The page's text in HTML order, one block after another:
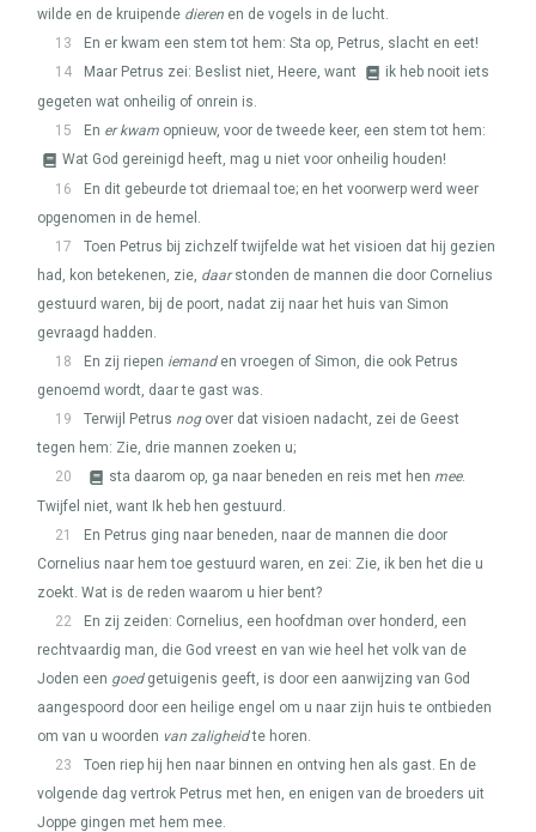
wilde en de kruipende dieren en de vogels in de lucht.
13
En er kwam een stem tot hem: Sta op, Petrus, slacht en eet!
14
Maar Petrus zei: Beslist niet, Heere, want
ik heb nooit iets
gegeten wat onheilig of onrein is.
15
En er kwam opnieuw, voor de tweede keer, een stem tot hem:
Wat God gereinigd heeft, mag u niet voor onheilig houden!
16
En dit gebeurde tot driemaal toe; en het voorwerp werd weer
opgenomen in de hemel.
17
Toen Petrus bij zichzelf twijfelde wat het visioen dat hij gezien
had, kon betekenen, zie, daarstonden de mannen die door Cornelius
gestuurd waren, bij de poort, nadat zij naar het huis van Simon
gevraagd hadden.
18
En zij riepen iemanden vroegen of Simon, die ook Petrus
genoemd wordt, daar te gast was.
19
Terwijl Petrus nogover dat visioen nadacht, zei de Geest
tegen hem: Zie, drie mannen zoeken u;
20
sta daarom op, ga naar beneden en reis met hen mee.
Twijfel niet, want Ik heb hen gestuurd.
21
En Petrus ging naar beneden, naar de mannen die door
Cornelius naar hem toe gestuurd waren, en zei: Zie, ik ben het die u
zoekt. Wat is de reden waarom u hier bent?
22
En zij zeiden: Cornelius, een hoofdman over honderd, een
rechtvaardig man, die God vreest en van wie heel het volk van de
Joden een goedgetuigenis geeft, is door een aanwijzing van God
aangespoord door een heilige engel om u naar zijn huis te ontbieden
om van u woorden van zaligheidte horen.
23
Toen riep hij hen naar binnen en ontving hen als gast. En de
volgende dag vertrok Petrus met hen, en enigen van de broeders uit
Joppe gingen met hem mee.